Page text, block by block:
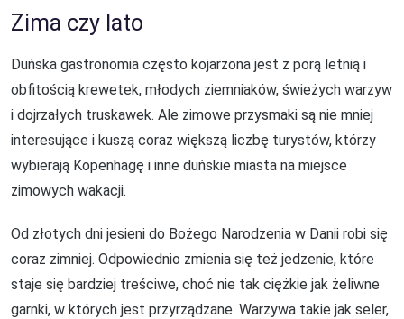
Zima czy lato
Duńska gastronomia często kojarzona jest z porą letnią i
obfitością krewetek, młodych ziemniaków, świeżych warzyw
i dojrzałych truskawek. Ale zimowe przysmaki są nie mniej
interesujące i kuszą coraz większą liczbę turystów, którzy
wybierają Kopenhagę i inne duńskie miasta na miejsce
zimowych wakacji.
Od złotych dni jesieni do Bożego Narodzenia w Danii robi się
coraz zimniej. Odpowiednio zmienia się też jedzenie, które
staje się bardziej treściwe, choć nie tak ciężkie jak żeliwne
garnki, w których jest przyrządzane. Warzywa takie jak seler,